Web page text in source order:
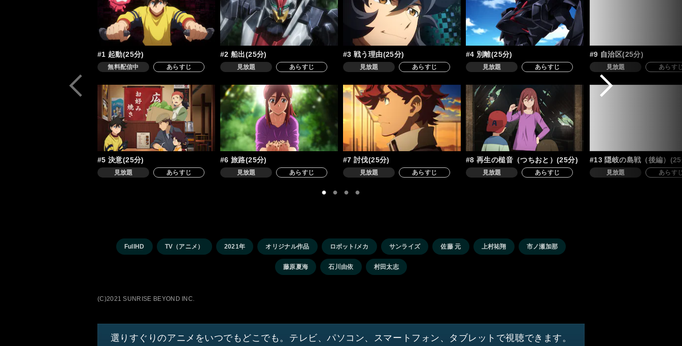
る
#1 起動(25分)
無料配信中 あらすじ
#2 船出(25分)
見放題 あらすじ
#3 戦う理由(25分)
見放題 あらすじ
#4 別離(25分)
見放題 あらすじ
#5 決意(25分)
見放題 あらすじ
#6 旅路(25分)
見放題 あらすじ
#7 討伐(25分)
見放題 あらすじ
#8 再生の槌音（つちおと）(25分)
見放題 あらすじ
#9 自治区(25分)
見放題 あらす
#13 隠岐の島戦（後編）
見放題 あらす
FullHD TV（アニメ） 2021年 オリジナル作品 ロボット/メカ サンライズ 佐藤 元 上村祐翔 市ノ瀬加那
藤原夏海 石川由依 村田太志
(C)2021 SUNRISE BEYOND INC.
選りすぐりのアニメをいつでもどこでも。テレビ、パソコン、スマートフォン、タブレットで視聴できます。